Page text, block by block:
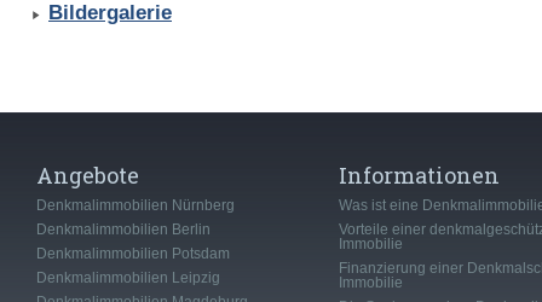
Bildergalerie
Angebote
Denkmalimmobilien Nürnberg
Denkmalimmobilien Berlin
Denkmalimmobilien Potsdam
Denkmalimmobilien Leipzig
Informationen
Was ist eine
Vorteile einer
Immobilie
Finanzierung einer
Immobilie